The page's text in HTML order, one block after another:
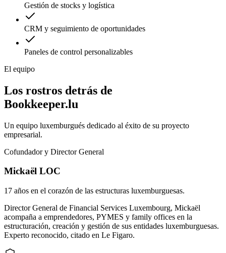
Gestión de stocks y logística
CRM y seguimiento de oportunidades
Paneles de control personalizables
El equipo
Los rostros detrás de
Bookkeeper.lu
Un equipo luxemburgués dedicado al éxito de su proyecto
empresarial.
Cofundador y Director General
Mickaël LOC
17 años en el corazón de las estructuras luxemburguesas.
Director General de Financial Services Luxembourg, Mickaël
acompaña a emprendedores, PYMES y family offices en la
estructuración, creación y gestión de sus entidades luxemburguesas.
Experto reconocido, citado en Le Figaro.